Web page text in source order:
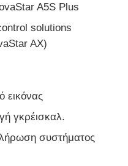
A5S Plus
solutions
AX)
εικόνας
γκρέισκαλ.
συστήματος